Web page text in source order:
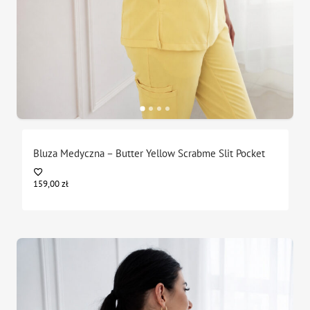
Bluza Medyczna – Butter Yellow Scrabme Slit Pocket
159,00zł